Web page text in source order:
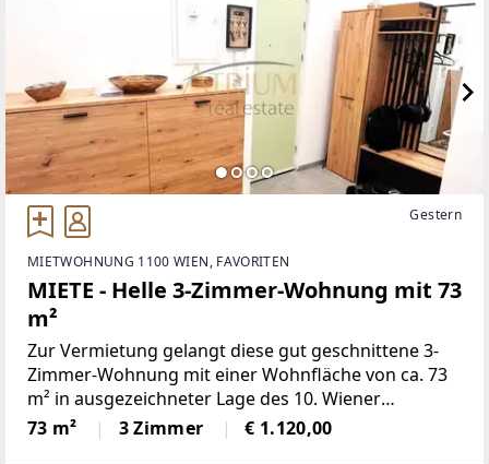
Gestern
MIETWOHNUNG 1100 WIEN, FAVORITEN
MIETE - Helle 3-Zimmer-Wohnung mit 73
m²
Zur Vermietung gelangt diese gut geschnittene 3-
Zimmer-Wohnung mit einer Wohnfläche von ca. 73
m² in ausgezeichneter Lage des 10. Wiener
Gemeindebezirks.Die Wohnung befindet sich im
Erdgeschoss und überzeugt durch ihre helle
73 m² 3 Zimmer € 1.120,00